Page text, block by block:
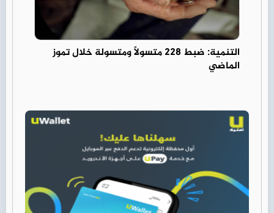
التنمية: ضبط 228 متسولًا ومتسولة خلال تموز
الماضي